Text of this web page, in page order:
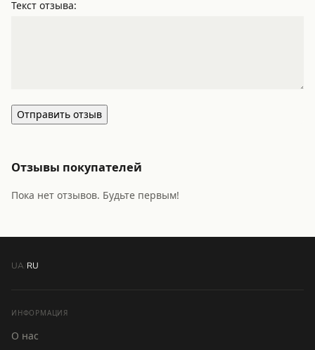
Текст отзыва:
Отправить отзыв
Отзывы покупателей
Пока нет отзывов. Будьте первым!
UA RU
ИНФОРМАЦИЯ
О нас